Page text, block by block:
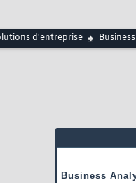
d'entreprise
Business